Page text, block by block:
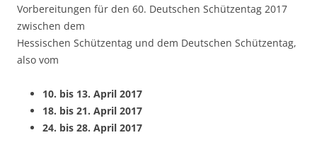
Vorbereitungen für den 60. Deutschen Schützentag 2017
zwischen dem
Hessischen Schützentag und dem Deutschen Schützentag,
also vom
10. bis 13. April 2017
18. bis 21. April 2017
24. bis 28. April 2017